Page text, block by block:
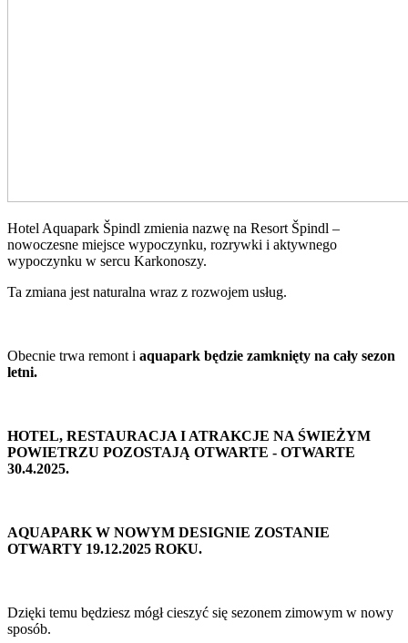
Hotel Aquapark Špindl zmienia nazwę na Resort Špindl –
nowoczesne miejsce wypoczynku, rozrywki i aktywnego
wypoczynku w sercu Karkonoszy.
Ta zmiana jest naturalna wraz z rozwojem usług.
Obecnie trwa remont i aquapark będzie zamknięty na cały sezon
letni.
HOTEL, RESTAURACJA I ATRAKCJE NA ŚWIEŻYM
POWIETRZU POZOSTAJĄ OTWARTE - OTWARTE
30.4.2025.
AQUAPARK W NOWYM DESIGNIE ZOSTANIE
OTWARTY 19.12.2025 ROKU.
Dzięki temu będziesz mógł cieszyć się sezonem zimowym w nowy
sposób.